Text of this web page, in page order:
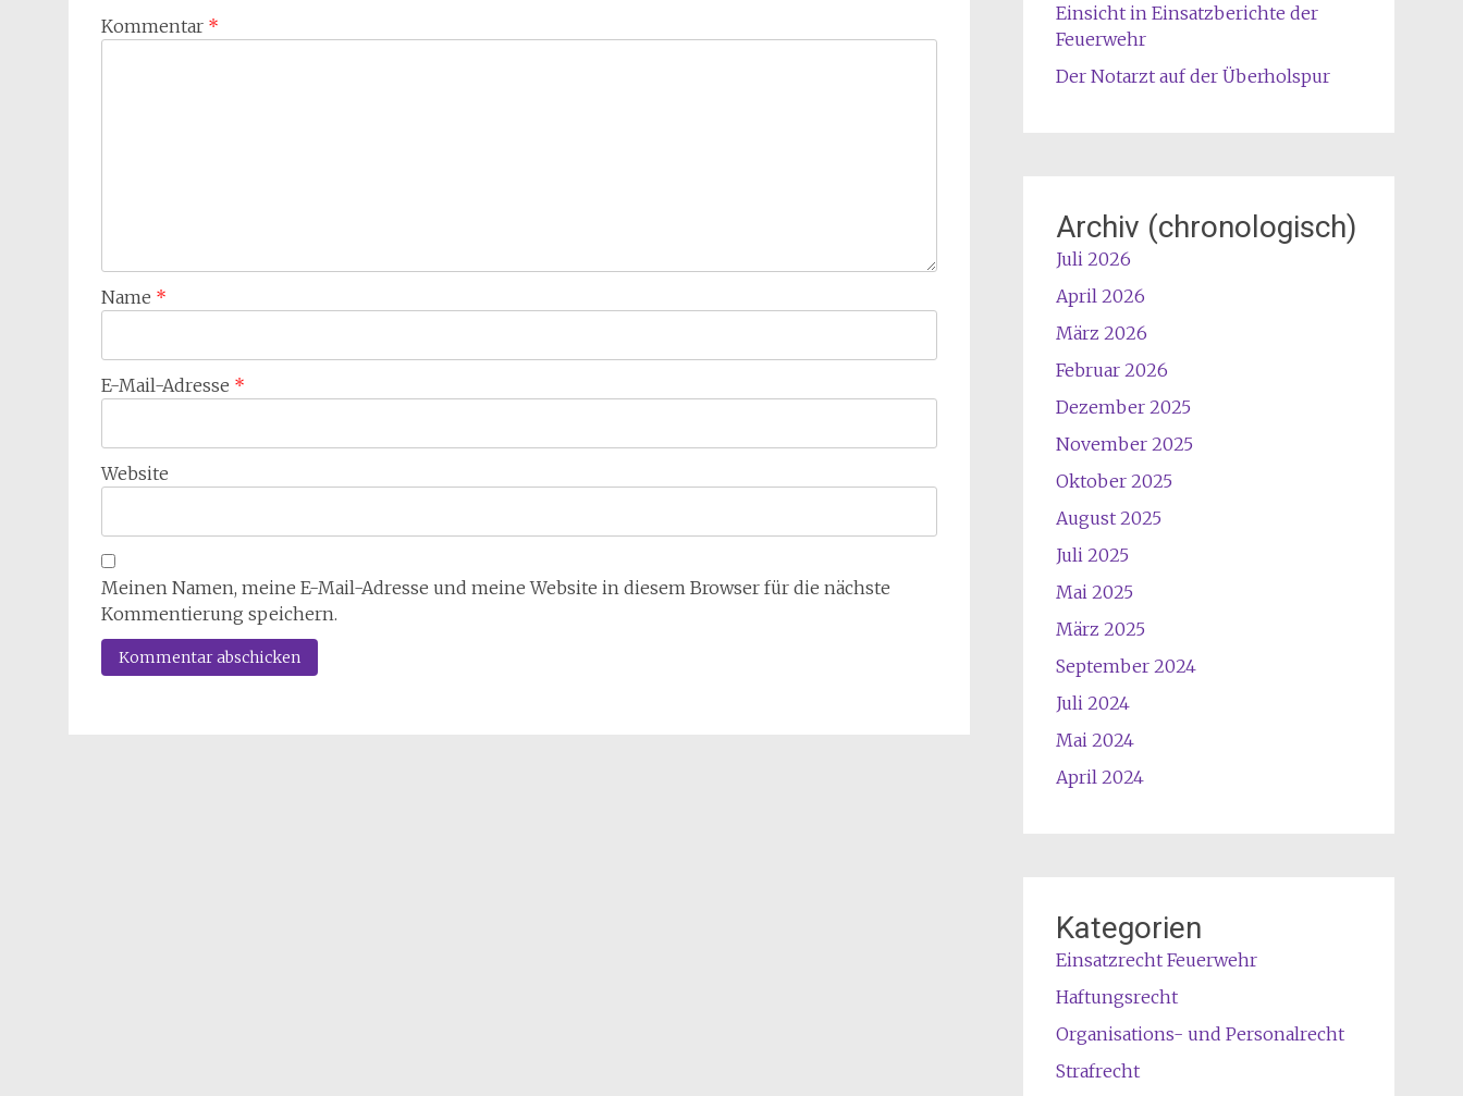
Kommentar *
Name *
E-Mail-Adresse *
Website
Meinen Namen, meine E-Mail-Adresse und meine Website in diesem Browser für die nächste
Kommentierung speichern.
Einsicht in Einsatzberichte der
Feuerwehr
Der Notarzt auf der Überholspur
Archiv (chronologisch)
Juli 2026
April 2026
März 2026
Februar 2026
Dezember 2025
November 2025
Oktober 2025
August 2025
Juli 2025
Mai 2025
März 2025
September 2024
Juli 2024
Mai 2024
April 2024
Kategorien
Einsatzrecht Feuerwehr
Haftungsrecht
Organisations- und Personalrecht
Strafrecht